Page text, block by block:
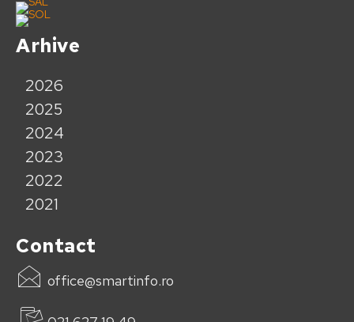
Arhive
2026
2025
2024
2023
2022
2021
Contact
office@smartinfo.ro